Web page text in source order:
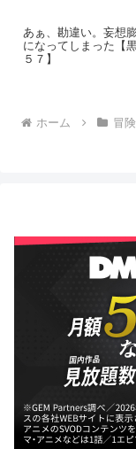
あぁ、勘違い。妄想
になってしまった【
５７】
ホーム 冒